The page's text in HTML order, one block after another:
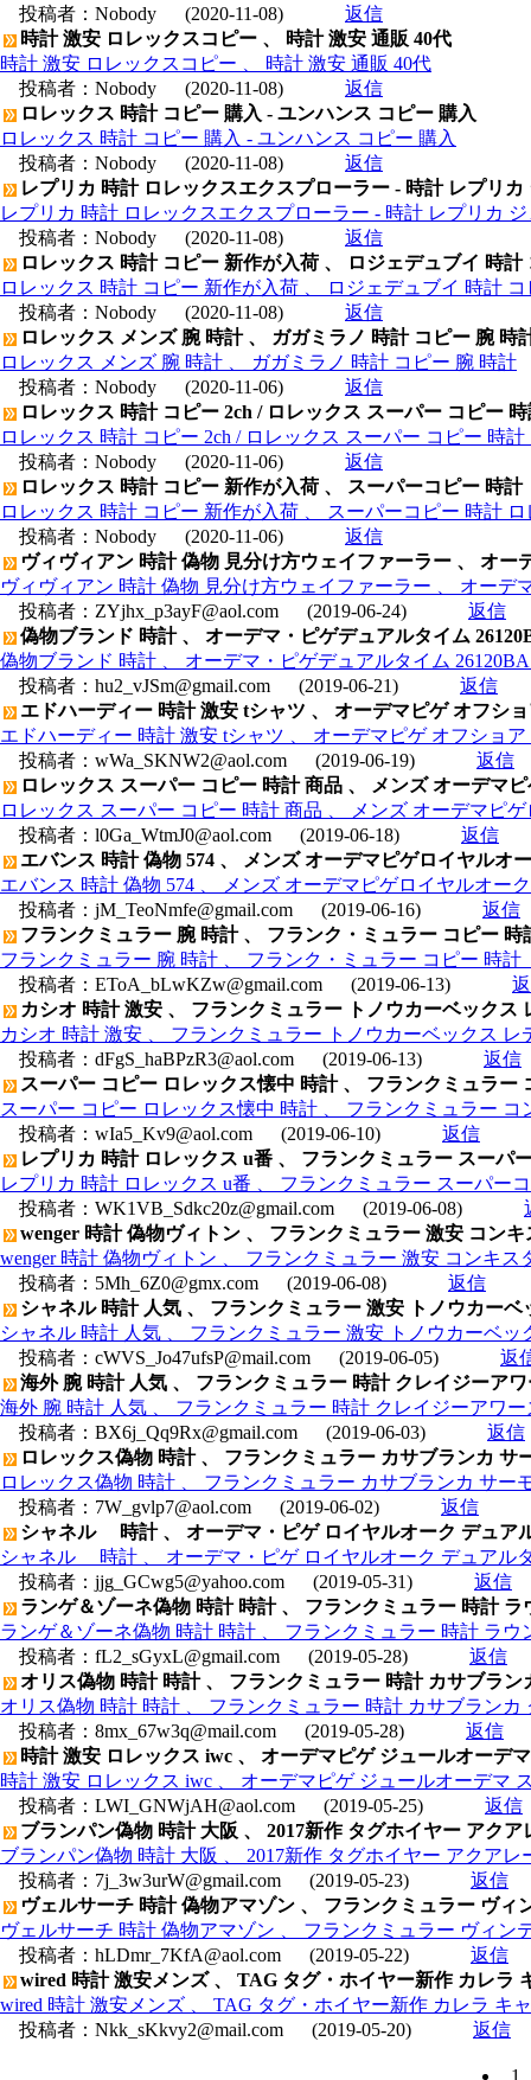
投稿者： Nobody (2020-11-08)
返信
時計 激安 ロレックスコピー 、 時計 激安 通販 40代
時計 激安 ロレックスコピー 、 時計 激安 通販 40代
投稿者： Nobody (2020-11-08)
返信
ロレックス 時計 コピー 購入 - ユンハンス コピー 購入
ロレックス 時計 コピー 購入 - ユンハンス コピー 購入
投稿者： Nobody (2020-11-08)
返信
レプリカ 時計 ロレックスエクスプローラー - 時計 レプリカ
レプリカ 時計 ロレックスエクスプローラー - 時計 レプリカ
投稿者： Nobody (2020-11-08)
返信
ロレックス 時計 コピー 新作が入荷 、 ロジェデュブイ 時計
ロレックス 時計 コピー 新作が入荷 、 ロジェデュブイ 時計
投稿者： Nobody (2020-11-08)
返信
ロレックス メンズ 腕 時計 、 ガガミラノ 時計 コピー 腕 時
ロレックス メンズ 腕 時計 、 ガガミラノ 時計 コピー 腕 時計
投稿者： Nobody (2020-11-06)
返信
ロレックス 時計 コピー 2ch / ロレックス スーパー コピー
ロレックス 時計 コピー 2ch / ロレックス スーパー コピー 時計
投稿者： Nobody (2020-11-06)
返信
ロレックス 時計 コピー 新作が入荷 、 スーパーコピー 時
ロレックス 時計 コピー 新作が入荷 、 スーパーコピー 時計
投稿者： Nobody (2020-11-06)
返信
ヴィヴィアン 時計 偽物 見分け方ウェイファーラー 、 オ
ヴィヴィアン 時計 偽物 見分け方ウェイファーラー 、 オー
投稿者： ZYjhx_p3ayF@aol.com (2019-06-24)
返信
偽物ブランド 時計 、 オーデマ・ピゲデュアルタイム
偽物ブランド 時計 、 オーデマ・ピゲデュアルタイム
投稿者： hu2_vJSm@gmail.com (2019-06-21)
返信
エドハーディー 時計 激安 tシャツ 、 オーデマピゲ オフシ
エドハーディー 時計 激安 tシャツ 、 オーデマピゲ オフショ
投稿者： wWa_SKNW2@aol.com (2019-06-19)
返信
ロレックス スーパー コピー 時計 商品 、 メンズ オーデマ
ロレックス スーパー コピー 時計 商品 、 メンズ オーデマピ
投稿者： l0Ga_WtmJ0@aol.com (2019-06-18)
返信
エバンス 時計 偽物 574 、 メンズ オーデマピゲロイヤルオ
エバンス 時計 偽物 574 、 メンズ オーデマピゲロイヤルオー
投稿者： jM_TeoNmfe@gmail.com (2019-06-16)
返信
フランクミュラー 腕 時計 、 フランク・ミュラー コピー
フランクミュラー 腕 時計 、 フランク・ミュラー コピー 時
投稿者： EToA_bLwKZw@gmail.com (2019-06-13)
カシオ 時計 激安 、 フランクミュラー トノウカーベックス
カシオ 時計 激安 、 フランクミュラー トノウカーベックス レ
投稿者： dFgS_haBPzR3@aol.com (2019-06-13)
返信
スーパー コピー ロレックス懐中 時計 、 フランクミュラ
スーパー コピー ロレックス懐中 時計 、 フランクミュラー
投稿者： wIa5_Kv9@aol.com (2019-06-10)
返信
レプリカ 時計 ロレックス u番 、 フランクミュラー スーパ
レプリカ 時計 ロレックス u番 、 フランクミュラー スーパー
投稿者： WK1VB_Sdkc20z@gmail.com (2019-06-08)
wenger 時計 偽物ヴィトン 、 フランクミュラー 激安 コンキ
wenger 時計 偽物ヴィトン 、 フランクミュラー 激安 コンキス
投稿者： 5Mh_6Z0@gmx.com (2019-06-08)
返信
シャネル 時計 人気 、 フランクミュラー 激安 トノウカー
シャネル 時計 人気 、 フランクミュラー 激安 トノウカーベ
投稿者： cWVS_Jo47ufsP@mail.com (2019-06-05)
返
海外 腕 時計 人気 、 フランクミュラー 時計 クレイジーア
海外 腕 時計 人気 、 フランクミュラー 時計 クレイジーアワ
投稿者： BX6j_Qq9Rx@gmail.com (2019-06-03)
返信
ロレックス偽物 時計 、 フランクミュラー カサブランカ サ
ロレックス偽物 時計 、 フランクミュラー カサブランカ サー
投稿者： 7W_gvlp7@aol.com (2019-06-02)
返信
シャネル 時計 、 オーデマ・ピゲ ロイヤルオーク デュア
シャネル 時計 、 オーデマ・ピゲ ロイヤルオーク デュアル
投稿者： jjg_GCwg5@yahoo.com (2019-05-31)
返信
ランゲ＆ゾーネ偽物 時計 時計 、 フランクミュラー 時計
ランゲ＆ゾーネ偽物 時計 時計 、 フランクミュラー 時計 ラ
投稿者： fL2_sGyxL@gmail.com (2019-05-28)
返信
オリス偽物 時計 時計 、 フランクミュラー 時計 カサブラ
オリス偽物 時計 時計 、 フランクミュラー 時計 カサブランカ
投稿者： 8mx_67w3q@mail.com (2019-05-28)
返信
時計 激安 ロレックス iwc 、 オーデマピゲ ジュールオー
時計 激安 ロレックス iwc 、 オーデマピゲ ジュールオーデマ
投稿者： LWI_GNWjAH@aol.com (2019-05-25)
返信
ブランパン偽物 時計 大阪 、 2017新作 タグホイヤー アク
ブランパン偽物 時計 大阪 、 2017新作 タグホイヤー アクアレ
投稿者： 7j_3w3urW@gmail.com (2019-05-23)
返信
ヴェルサーチ 時計 偽物アマゾン 、 フランクミュラー ヴィ
ヴェルサーチ 時計 偽物アマゾン 、 フランクミュラー ヴィン
投稿者： hLDmr_7KfA@aol.com (2019-05-22)
返信
wired 時計 激安メンズ 、 TAG タグ・ホイヤー新作 カレラ
wired 時計 激安メンズ 、 TAG タグ・ホイヤー新作 カレラ キ
投稿者： Nkk_sKkvy2@mail.com (2019-05-20) 返信
1